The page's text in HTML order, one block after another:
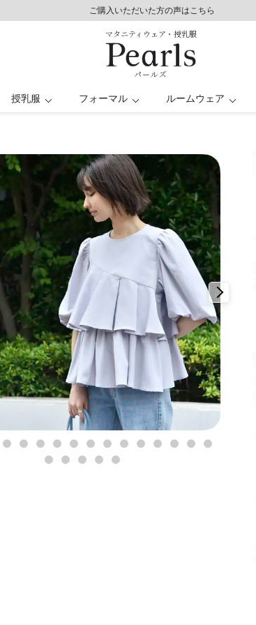
ご購入いただいた方の声はこちら
8,800円以上で送料無料/土日祝も発送（年末年始除く）
ご購入いただいた方の声はこちら
マタニティウェア・授乳服
パールズ
マタニティ水着
授乳服 フォーマル
オフィス
ルームウェア